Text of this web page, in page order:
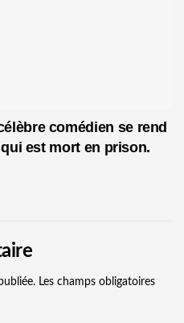
comédien se rend
est mort en prison.
Les champs obligatoires